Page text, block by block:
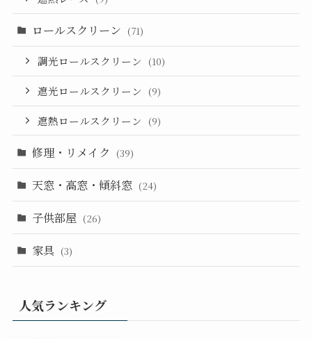
ロールスクリーン (71)
調光ロールスクリーン (10)
遮光ロールスクリーン (9)
遮熱ロールスクリーン (9)
修理・リメイク (39)
天窓・高窓・傾斜窓 (24)
子供部屋 (26)
家具 (3)
人気ランキング